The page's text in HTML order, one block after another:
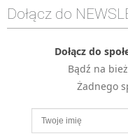
Dołącz do
Dołącz do
Bądź na
Żadnego